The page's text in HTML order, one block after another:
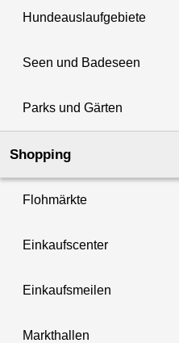
Hundeauslaufgebiete
Seen und Badeseen
Parks und Gärten
Shopping
Flohmärkte
Einkaufscenter
Einkaufsmeilen
Markthallen